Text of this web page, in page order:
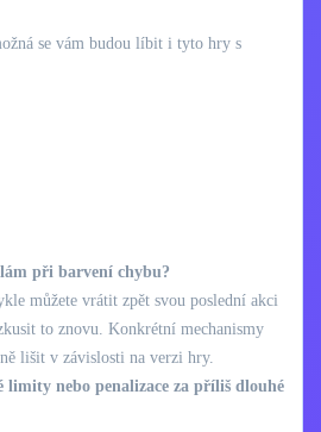
se vám budou líbit i tyto hry s
při barvení chybu?
můžete vrátit zpět svou poslední akci
to znovu. Konkrétní mechanismy
lišit v závislosti na verzi hry.
limity nebo penalizace za příliš dlouhé